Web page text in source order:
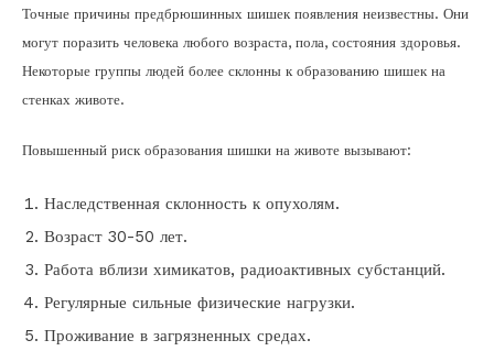
Точные причины предбрюшинных шишек появления неизвестны. Они
могут поразить человека любого возраста, пола, состояния здоровья.
Некоторые группы людей более склонны к образованию шишек на
стенках животе.
Повышенный риск образования шишки на животе вызывают:
Наследственная склонность к опухолям.
Возраст 30-50 лет.
Работа вблизи химикатов, радиоактивных субстанций.
Регулярные сильные физические нагрузки.
Проживание в загрязненных средах.